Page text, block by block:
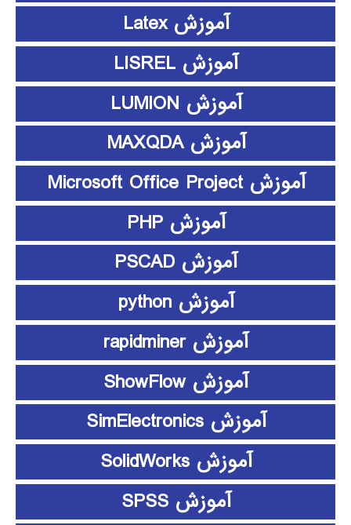
آموزش Latex
آموزش LISREL
آموزش LUMION
آموزش MAXQDA
آموزش Microsoft Office Project
آموزش PHP
آموزش PSCAD
آموزش python
آموزش rapidminer
آموزش ShowFlow
آموزش SimElectronics
آموزش SolidWorks
آموزش SPSS